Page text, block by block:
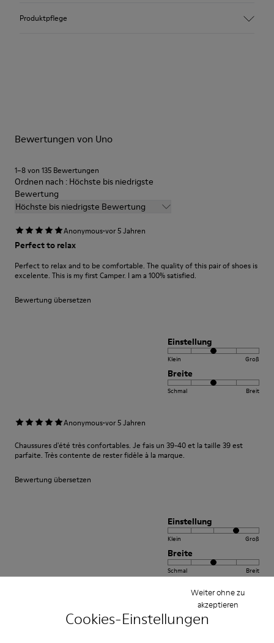
Cookies-Einstellungen
Weiter ohne zu
akzeptieren
Nubukleder (Schweinsleder) / Kalbsleder
27% recycelte Baumwolle, 27% Schweinsleder, 26% Textil
Produktpflege
Schuhpflegeanleitung.
Bewertungen von Uno
1–8 von 135 Bewertungen
Ordnen nach : Höchste bis niedrigste
Bewertung
Höchste bis niedrigste Bewertung
Anonymous·vor 5 Jahren
Perfect to relax
Perfect to relax and to be comfortable. The quality of this pair of shoes is
excelente. This is my first Camper. I am a 100% satisfied.
Bewertung übersetzen
Einstellung
Klein Groß
Breite
Schmal Breit
Anonymous·vor 5 Jahren
Chaussures d'été très confortables. Je fais un 39-40 et la taille 39 est
parfaite. Très contente de rester fidèle à la marque.
Bewertung übersetzen
Einstellung
Klein Groß
Breite
Schmal Breit